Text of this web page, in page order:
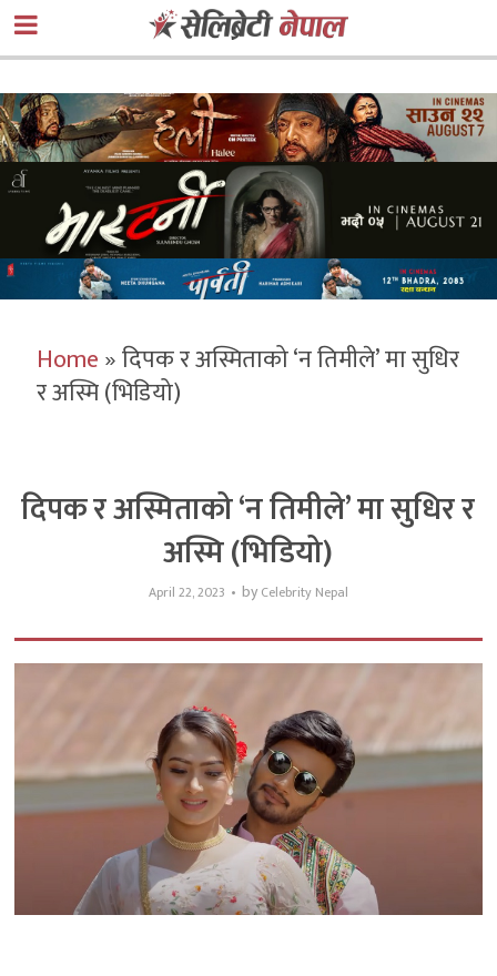
Home»दिपक र अस्मिताको ‘न तिमीले’ मा सुधिर
र अस्मि (भिडियो)
दिपक र अस्मिताको ‘न तिमीले’ मा सुधिर र
अस्मि (भिडियो)
April 22, 2023 by Celebrity Nepal